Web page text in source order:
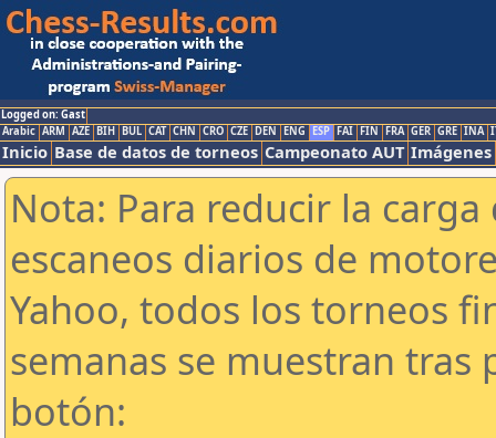
Logged on: Gast
Arabic ARM AZE BIH BUL CAT CHN CRO CZE DEN ENG ESP FAI FIN FRA GER GRE INA
Inicio Base de datos de torneos Campeonato AUT Imágenes
Nota: Para reducir la
escaneos diarios de
Yahoo, todos los torneos
semanas se muestran tras
botón: